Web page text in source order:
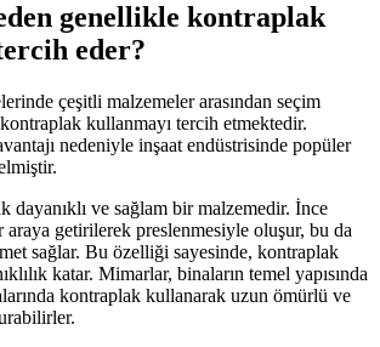
genellikle kontraplak
eder?
çeşitli malzemeler arasından seçim
kullanmayı tercih etmektedir.
nedeniyle inşaat endüstrisinde popüler
dayanıklı ve sağlam bir malzemedir. İnce
araya getirilerek preslenmesiyle oluşur, bu da
sağlar. Bu özelliği sayesinde, kontraplak
katar. Mimarlar, binaların temel yapısında
kontraplak kullanarak uzun ömürlü ve